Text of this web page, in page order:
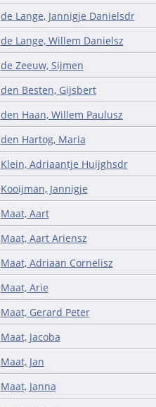
de Lange, Jannigje Danielsdr
de Lange, Willem Danielsz
de Zeeuw, Sijmen
den Besten, Gijsbert
den Haan, Willem Paulusz
den Hartog, Maria
Klein, Adriaantje Huijghsdr
Kooijman, Jannigje
Maat, Aart
Maat, Aart Ariensz
Maat, Adriaan Cornelisz
Maat, Arie
Maat, Gerard Peter
Maat, Jacoba
Maat, Jan
Maat, Janna